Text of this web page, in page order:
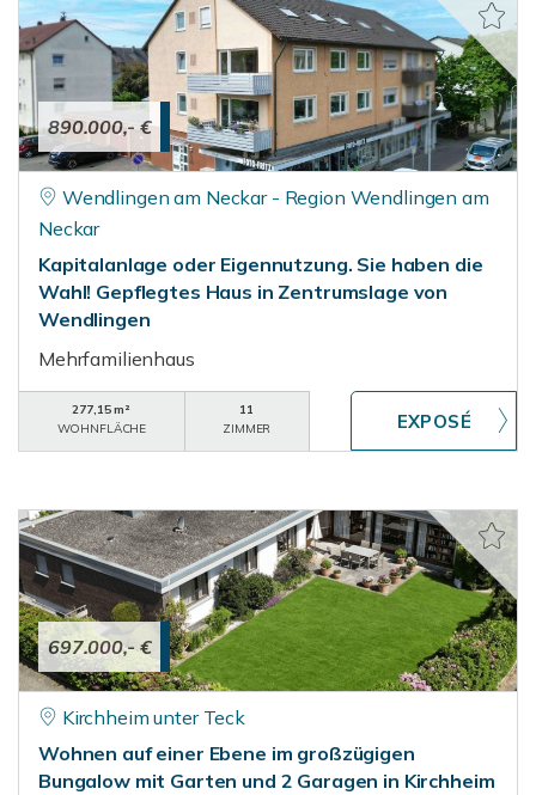
890.000,- €
Wendlingen am Neckar - Region Wendlingen am
Neckar
Kapitalanlage oder Eigennutzung. Sie haben die
Wahl! Gepflegtes Haus in Zentrumslage von
Wendlingen
Mehrfamilienhaus
277,15 m²
WOHNFLÄCHE
11
ZIMMER
697.000,- €
Kirchheim unter Teck
Wohnen auf einer Ebene im großzügigen
Bungalow mit Garten und 2 Garagen in Kirchheim